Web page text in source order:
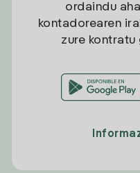
ordaindu
kontadorearen
zure kontratu